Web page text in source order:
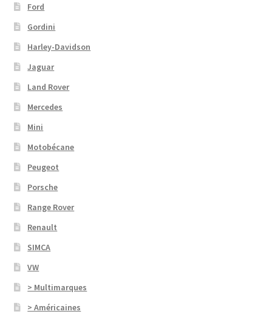
Ford
Gordini
Harley-Davidson
Jaguar
Land Rover
Mercedes
Mini
Motobécane
Peugeot
Porsche
Range Rover
Renault
SIMCA
VW
> Multimarques
> Américaines